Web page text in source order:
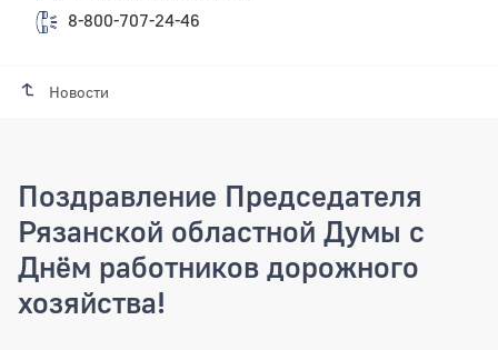
8-800-707-24-46
Новости
Поздравление Председателя
Рязанской областной Думы с
Днём работников дорожного
хозяйства!